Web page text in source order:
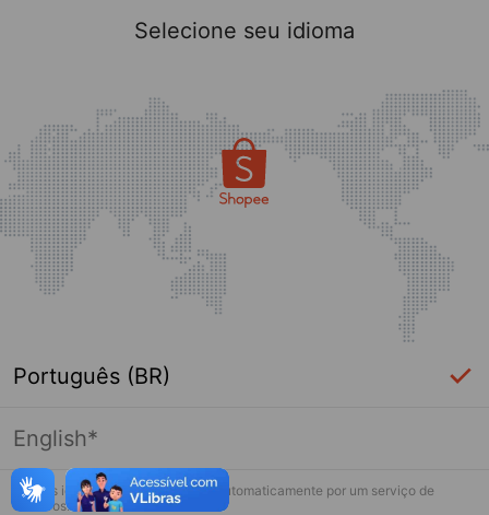
Página indisponível
Desculpe, algo deu errado. Faça login
Selecione seu idioma
Português (BR)
English*
* Esses idiomas serão traduzidos automaticamente por um serviço de
terceiros.